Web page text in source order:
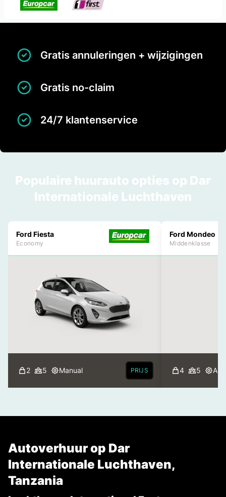
Gratis annuleringen + wijzigingen
Gratis no-claim
24/7 klantenservice
Populaire huurauto opties op Dar
Internationale Luchthaven
Ford Fiesta
Economy
2 5 Manual PRIJS
Ford Mondeo
Middenklasse
4 5
Autoverhuur op Dar
Internationale Luchthaven,
Tanzania